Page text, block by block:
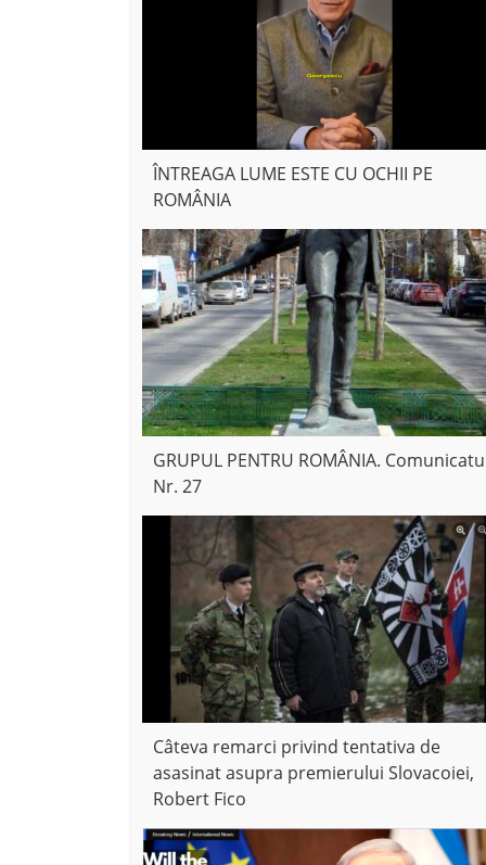
ÎNTREAGA LUME ESTE CU OCHII PE
ROMÂNIA
GRUPUL PENTRU ROMÂNIA.
Nr. 27
Câteva remarci privind tentativa de
asasinat asupra premierului Slovacoiei,
Robert Fico